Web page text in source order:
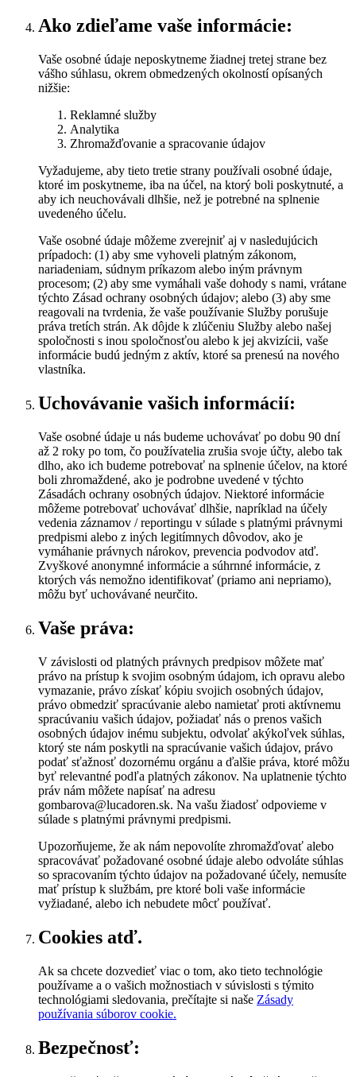
Ako zdieľame vaše informácie:
Vaše osobné údaje neposkytneme žiadnej tretej strane bez
vášho súhlasu, okrem obmedzených okolností opísaných
nižšie:
Reklamné služby
Analytika
Zhromažďovanie a spracovanie údajov
Vyžadujeme, aby tieto tretie strany používali osobné údaje,
ktoré im poskytneme, iba na účel, na ktorý boli poskytnuté, a
aby ich neuchovávali dlhšie, než je potrebné na splnenie
uvedeného účelu.
Vaše osobné údaje môžeme zverejniť aj v nasledujúcich
prípadoch: (1) aby sme vyhoveli platným zákonom,
nariadeniam, súdnym príkazom alebo iným právnym
procesom; (2) aby sme vymáhali vaše dohody s nami, vrátane
týchto Zásad ochrany osobných údajov; alebo (3) aby sme
reagovali na tvrdenia, že vaše používanie Služby porušuje
práva tretích strán. Ak dôjde k zlúčeniu Služby alebo našej
spoločnosti s inou spoločnosťou alebo k jej akvizícii, vaše
informácie budú jedným z aktív, ktoré sa prenesú na nového
vlastníka.
Uchovávanie vašich informácií:
Vaše osobné údaje u nás budeme uchovávať po dobu 90 dní
až 2 roky po tom, čo používatelia zrušia svoje účty, alebo tak
dlho, ako ich budeme potrebovať na splnenie účelov, na ktoré
boli zhromaždené, ako je podrobne uvedené v týchto
Zásadách ochrany osobných údajov. Niektoré informácie
môžeme potrebovať uchovávať dlhšie, napríklad na účely
vedenia záznamov / reportingu v súlade s platnými právnymi
predpismi alebo z iných legitímnych dôvodov, ako je
vymáhanie právnych nárokov, prevencia podvodov atď.
Zvyškové anonymné informácie a súhrnné informácie, z
ktorých vás nemožno identifikovať (priamo ani nepriamo),
môžu byť uchovávané neurčito.
Vaše práva:
V závislosti od platných právnych predpisov môžete mať
právo na prístup k svojim osobným údajom, ich opravu alebo
vymazanie, právo získať kópiu svojich osobných údajov,
právo obmedziť spracúvanie alebo namietať proti aktívnemu
spracúvaniu vašich údajov, požiadať nás o prenos vašich
osobných údajov inému subjektu, odvolať akýkoľvek súhlas,
ktorý ste nám poskytli na spracúvanie vašich údajov, právo
podať sťažnosť dozornému orgánu a ďalšie práva, ktoré môžu
byť relevantné podľa platných zákonov. Na uplatnenie týchto
práv nám môžete napísať na adresu
gombarova@lucadoren.sk. Na vašu žiadosť odpovieme v
súlade s platnými právnymi predpismi.
Upozorňujeme, že ak nám nepovolíte zhromažďovať alebo
spracovávať požadované osobné údaje alebo odvoláte súhlas
so spracovaním týchto údajov na požadované účely, nemusíte
mať prístup k službám, pre ktoré boli vaše informácie
vyžiadané, alebo ich nebudete môcť používať.
Cookies atď.
Ak sa chcete dozvedieť viac o tom, ako tieto technológie
používame a o vašich možnostiach v súvislosti s týmito
technológiami sledovania, prečítajte si naše Zásady
používania súborov cookie.
Bezpečnosť: